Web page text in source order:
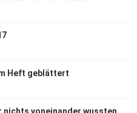
Heft geblättert